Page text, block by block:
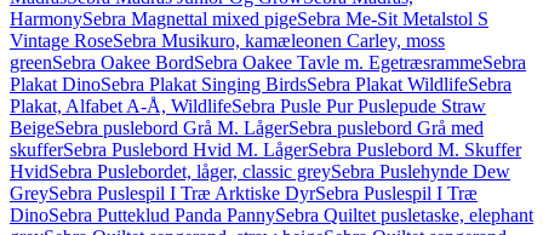
HarmonySebra Magnettal mixed pigeSebra Me-Sit Metalstol S
Vintage RoseSebra Musikuro, kamæleonen Carley, moss
greenSebra Oakee BordSebra Oakee Tavle m. EgetræsrammeSebra
Plakat DinoSebra Plakat Singing BirdsSebra Plakat WildlifeSebra
Plakat, Alfabet A-Å, WildlifeSebra Pusle Pur Puslepude Straw
BeigeSebra puslebord Grå M. LågerSebra puslebord Grå med
skufferSebra Puslebord Hvid M. LågerSebra Puslebord M. Skuffer
HvidSebra Puslebordet, låger, classic greySebra Puslehynde Dew
GreySebra Puslespil I Træ Arktiske DyrSebra Puslespil I Træ
DinoSebra Putteklud Panda PannySebra Quiltet pusletaske, elephant